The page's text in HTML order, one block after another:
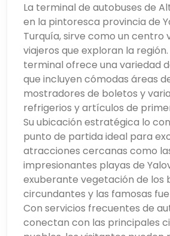
La terminal de autobuses de
en la pintoresca provincia de
Turquía, sirve como un centro
viajeros que exploran la
terminal ofrece una variedad
que incluyen cómodas áreas
mostradores de boletos y
refrigerios y artículos de
Su ubicación estratégica lo
punto de partida ideal para
atracciones cercanas como
impresionantes playas de
exuberante vegetación de los
circundantes y las famosas
Con servicios frecuentes de
conectan con las principales